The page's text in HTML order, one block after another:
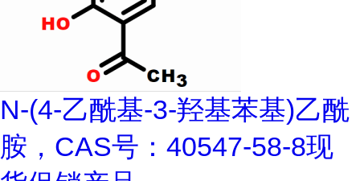
N-(4-乙酰基-3-羟基苯基)乙酰
胺，CAS号：40547-58-8现